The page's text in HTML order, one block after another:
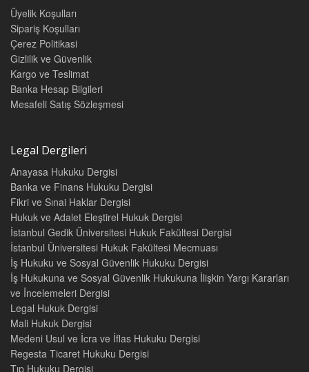
Üyelik Koşulları
Sipariş Koşulları
Çerez Politikasi
Gizlilik ve Güvenlik
Kargo ve Teslimat
Banka Hesap Bilgileri
Mesafeli Satış Sözleşmesi
Legal Dergileri
Anayasa Hukuku Dergisi
Banka ve Finans Hukuku Dergisi
Fikri ve Sınai Haklar Dergisi
Hukuk ve Adalet Eleştirel Hukuk Dergisi
İstanbul Gedik Üniversitesi Hukuk Fakültesi Dergisi
İstanbul Üniversitesi Hukuk Fakültesi Mecmuası
İş Hukuku ve Sosyal Güvenlik Hukuku Dergisi
İş Hukukuna ve Sosyal Güvenlik Hukukuna İlişkin Yargı Kararları
ve İncelemeleri Dergisi
Legal Hukuk Dergisi
Mali Hukuk Dergisi
Medeni Usul ve İcra ve İflas Hukuku Dergisi
Regesta Ticaret Hukuku Dergisi
Tıp Hukuku Dergisi